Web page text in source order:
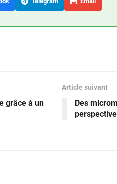
grâce à un
Article suivant
Des